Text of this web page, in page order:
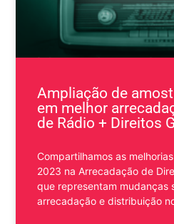
Ampliação de
em melhor
de Rádio + Direitos
Compartilhamos as
2023 na Arrecadação de
que representam mudanças
arrecadação e distribuição